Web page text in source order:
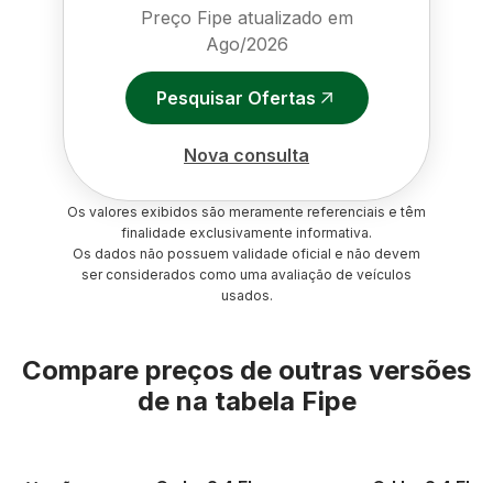
Preço Fipe atualizado em
Ago/2026
Pesquisar Ofertas
Nova consulta
Os valores exibidos são meramente referenciais e têm
finalidade exclusivamente informativa.
Os dados não possuem validade oficial e não devem
ser considerados como uma avaliação de veículos
usados.
Compare preços de outras versões
de na tabela Fipe